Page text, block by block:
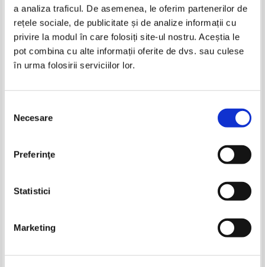
a analiza traficul. De asemenea, le oferim partenerilor de
rețele sociale, de publicitate și de analize informații cu
privire la modul în care folosiți site-ul nostru. Aceștia le
pot combina cu alte informații oferite de dvs. sau culese
în urma folosirii serviciilor lor.
consimțământului
Necesare
Preferinţe
Statistici
Marketing
Iasi / Iassi / Iassy / Iashi / Jassy
(album)
Pret: 23,00Lei 9,20 Lei
Adaugă în coș
Hans - Georg Bandi - Originea
eschimosilor
Pret:15,00Lei 9,75 Lei
Adaugă în coș
32,00Lei Lei